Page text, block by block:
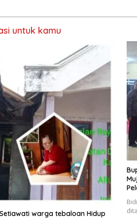
untuk kamu
warga tebaloan Hidup